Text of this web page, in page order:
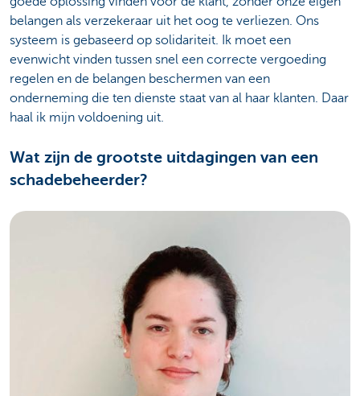
belangen als verzekeraar uit het oog te verliezen. Ons
systeem is gebaseerd op solidariteit. Ik moet een
evenwicht vinden tussen snel een correcte vergoeding
regelen en de belangen beschermen van een
onderneming die ten dienste staat van al haar klanten. Daar
haal ik mijn voldoening uit.
Wat zijn de grootste uitdagingen van een
schadebeheerder?